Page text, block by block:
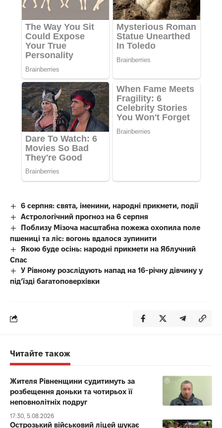
6 серпня: свята, іменини, народні прикмети, події
Астрологічний прогноз на 6 серпня
Поблизу Мізоча масштабна пожежа охопила поле
пшениці та ліс: вогонь вдалося зупинити
Якою буде осінь: народні прикмети на Яблучний
Спас
У Рівному розслідують напад на 16-річну дівчину у
під’їзді багатоповерхівки
Читайте також
Жителя Рівненщини судитимуть за
розбещення доньки та чотирьох її
неповнолітніх подруг
17:30, 5.08.2026
Острозький військовий ліцей шукає